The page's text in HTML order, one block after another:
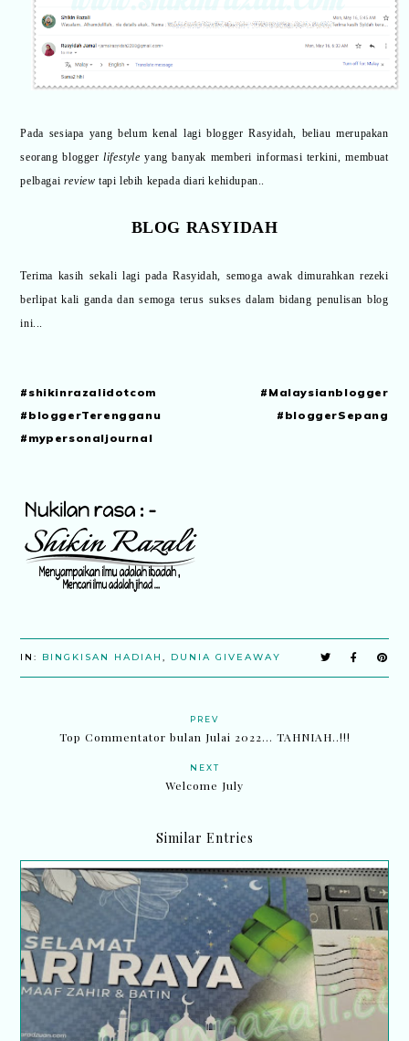
Pada sesiapa yang belum kenal lagi blogger Rasyidah, beliau merupakan
seorang bloggerlifestyleyang banyak memberi informasi terkini, membuat
pelbagai reviewtapi lebih kepada diari kehidupan..
BLOG RASYIDAH
Terima kasih sekali lagi pada Rasyidah, semoga awak dimurahkan rezeki
berlipat kali ganda dan semoga terus sukses dalam bidang penulisan blog
ini...
#shikinrazalidotcom #Malaysianblogger
#bloggerTerengganu #bloggerSepang
#mypersonaljournal
IN: BINGKISAN HADIAH, DUNIA GIVEAWAY
PREV
Top Commentator bulan Julai 2022... TAHNIAH..!!!
NEXT
Welcome July
Similar Entries